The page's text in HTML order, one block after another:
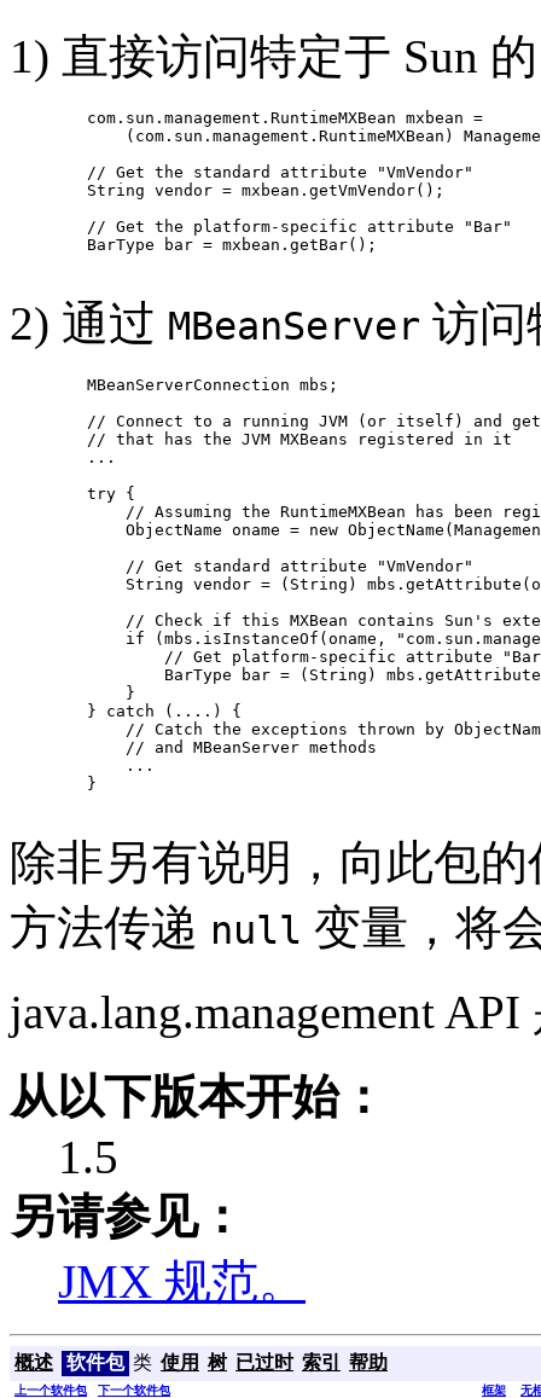
1) 直接访问特定于 Sun
   com.sun.management.RuntimeMXBean mxbean =
(com.sun.management.RuntimeMXBean)
   // Get the standard attribute "VmVendor"
   String vendor = mxbean.getVmVendor();
   // Get the platform-specific attribute "Bar"
   BarType bar = mxbean.getBar();
2) 通过 MBeanServer 访问
   MBeanServerConnection mbs;
// Connect to a running JVM (or itself) and
   // that has the JVM MXBeans registered in it
   ...
   try {
// Assuming the RuntimeMXBean has been
ObjectName oname = new
       // Get standard attribute "VmVendor"
String vendor = (String)
// Check if this MXBean contains Sun's
if (mbs.isInstanceOf(oname,
// Get platform-specific attribute
BarType bar = (String)
       }
   } catch (....) {
// Catch the exceptions thrown by
       // and MBeanServer methods
       ...
   }
除非另有说明，向此包
方法传递 null 变量，将
java.lang.management
从以下版本开始：
1.5
另请参见：
JMX 规范。
概述 软件包 类 使用 树 已过时 索引 帮助
上一个软件包 下一个软件包 框架 无